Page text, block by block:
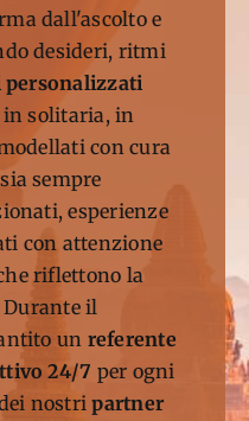
dall'ascolto e
desideri, ritmi
solitaria, in
con cura
sempre
esperienze
con attenzione
riflettono la
il
un referente
24/7 per ogni
nostripartner